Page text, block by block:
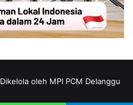
Dikelola oleh MPI PCM Delanggu